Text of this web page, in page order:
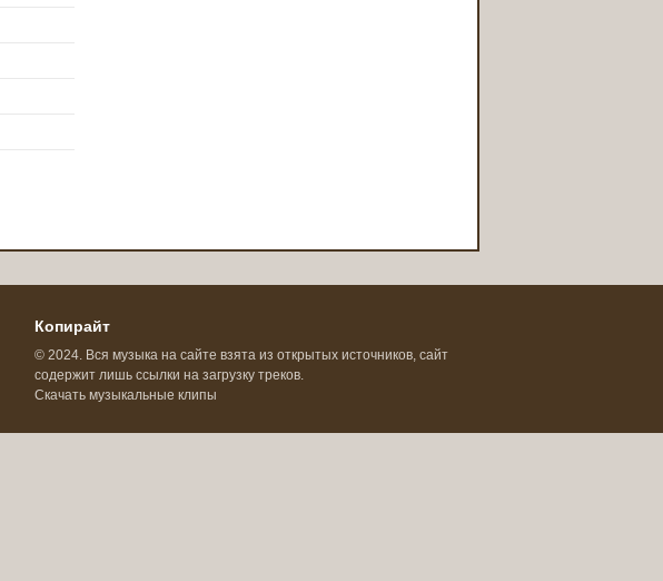
Копирайт
© 2024. Вся музыка на сайте взята из открытых источников, сайт
содержит лишь ссылки на загрузку треков.
Скачать музыкальные клипы